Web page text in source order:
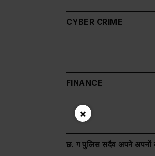
CYBER CRIME
FINANCE
छ. ग पुलिस सदैव अपने अपनों
×